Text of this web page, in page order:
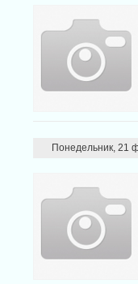
Понедельник, 21